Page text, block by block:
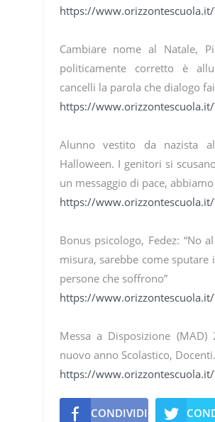
https://www.orizzontescuola.it/
Cambiare nome al Natale,
politicamente corretto è
cancelli la parola che dialogo
https://www.orizzontescuola.it/
Alunno vestito da nazista
Halloween. I genitori si
un messaggio di pace,
https://
Bonus psicologo, Fedez: “No
misura, sarebbe come sputare
persone che soffrono”
https://
Messa a Disposizione
nuovo anno Scolastico,
https://
CONDIVIDI